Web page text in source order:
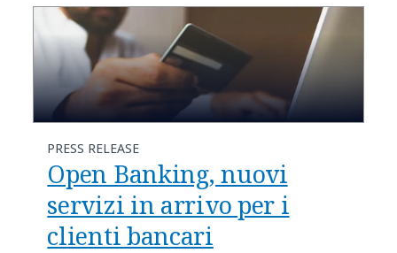
PRESS RELEASE
Open Banking, nuovi
servizi in arrivo per i
clienti bancari